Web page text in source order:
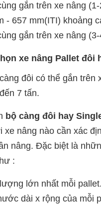
gắn trên xe nâng
- 657 mm(ITI) khoảng
gắn trên xe nâng
xe nâng Pallet đôi
đôi có thể gắn trên
7 tấn.
bộ càng đôi hay
xe nâng nào cần xác
nâng. Đặc biệt là
:
lớn nhất mỗi pallet.
dài x rộng của mỗi